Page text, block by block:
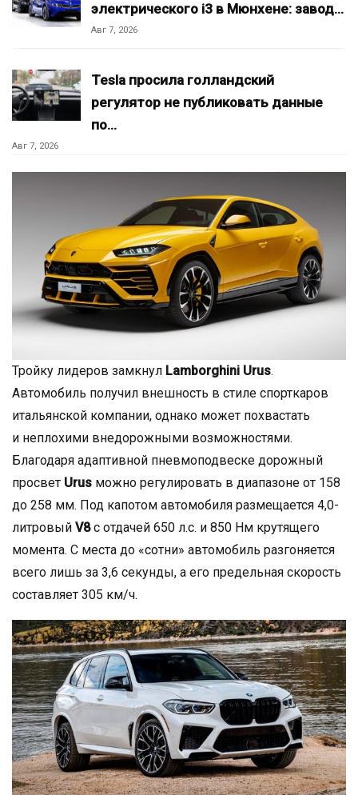
электрического i3 в Мюнхене: завод…
Авг 7, 2026
Tesla просила голландский
регулятор не публиковать данные
по…
Авг 7, 2026
Тройку лидеров замкнул Lamborghini Urus.
Автомобиль получил внешность в стиле спорткаров
итальянской компании, однако может похвастать
и неплохими внедорожными возможностями.
Благодаря адаптивной пневмоподвеске дорожный
просвет Urus можно регулировать в диапазоне от 158
до 258 мм. Под капотом автомобиля размещается 4,0-
литровый V8с отдачей 650 л.с. и 850 Нм крутящего
момента. С места до «сотни» автомобиль разгоняется
всего лишь за 3,6 секунды, а его предельная скорость
составляет 305 км/ч.